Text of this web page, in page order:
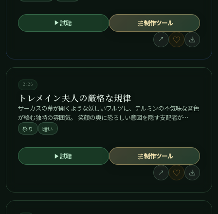
試聴
制作ツール
↗
♡
2:26
トレメイン夫人の厳格な規律
サーカスの幕が開くような妖しいワルツに、テルミンの不気味な音色
が絡む独特の雰囲気。 笑顔の奥に恐ろしい意図を隠す支配者が…
祭り 暗い
試聴
制作ツール
↗
♡